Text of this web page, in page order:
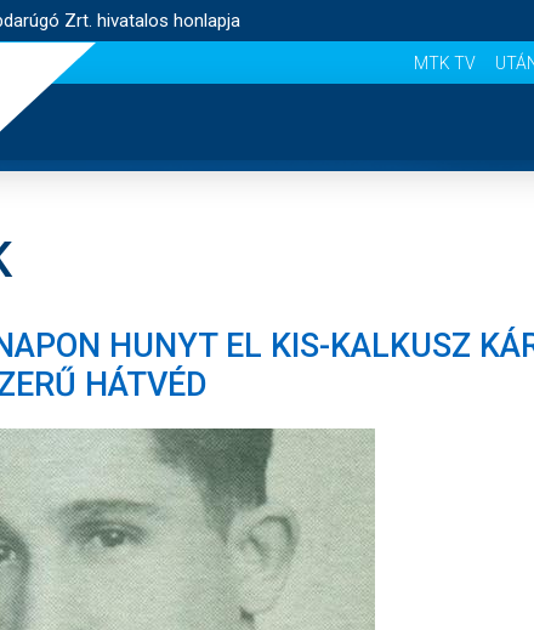
Zrt. hivatalos honlapja
MTK TV
HUNYT EL KIS-KALKUSZ
HÁTVÉD